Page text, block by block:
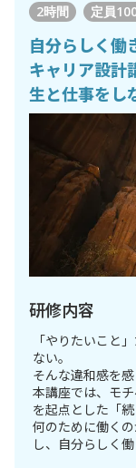
2時間 定員
自分らしく働
キャリア設計
生と仕事をし
研修内容
「やりたいこと
ない。
そんな違和感を
本講座では、モ
を起点とした「
何のために働く
し、自分らしく